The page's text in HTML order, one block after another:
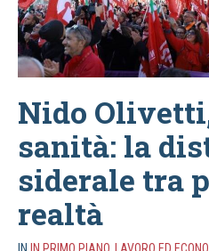
Nido
sanità: la
siderale tra
realtà
IN IN PRIMO PIANO, LAVORO ED